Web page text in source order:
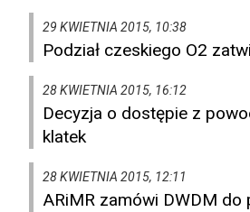
29 KWIETNIA 2015, 10:38
Podział czeskiego O2
28 KWIETNIA 2015, 16:12
Decyzja o dostępie z
klatek
28 KWIETNIA 2015, 12:11
ARiMR zamówi DWDM do